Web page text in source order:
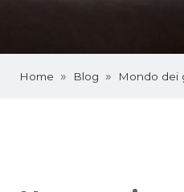
Home Blog Mondo dei